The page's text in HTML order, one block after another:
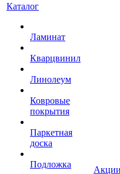
Каталог
Ламинат
Кварцвинил
Линолеум
Ковровые
покрытия
Паркетная
доска
Подложка
Акции